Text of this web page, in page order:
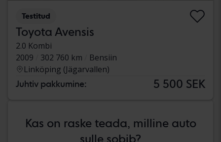
Testitud
Toyota Avensis
2.0 Kombi
2009
302 760 km
Bensiin
Linköping (Jägarvallen)
Juhtiv pakkumine: 5 500 SEK
Kas on raske teada, milline auto
sulle sobib?